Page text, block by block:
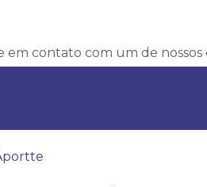
em contato com um de nossos